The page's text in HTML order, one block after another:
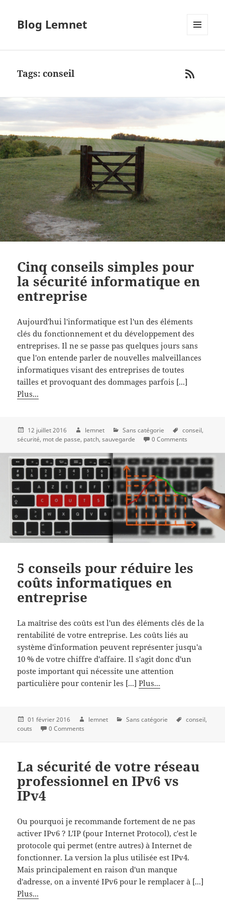
Blog Lemnet
RSS
Tags: conseil
Cinq conseils simples pour
la sécurité informatique en
entreprise
Aujourd'hui l'informatique est l'un des éléments
clés du fonctionnement et du développement des
entreprises. Il ne se passe pas quelques jours sans
que l'on entende parler de nouvelles malveillances
informatiques visant des entreprises de toutes
tailles et provoquant des dommages parfois [...]
Plus...
12 juillet 2016 lemnet Sans catégorie
conseil
sécurité mot de passe patch sauvegarde 0 Comments
5 conseils pour réduire les
coûts informatiques en
entreprise
La maîtrise des coûts est l'un des éléments clés de la
rentabilité de votre entreprise. Les coûts liés au
système d'information peuvent représenter jusqu'a
10 % de votre chiffre d'affaire. Il s'agit donc d'un
poste important qui nécessite une attention
particulière pour contenir les [...]Plus...
01 février 2016 lemnet Sans catégorie
conseil
couts
0 Comments
La sécurité de votre réseau
professionnel en IPv6 vs
IPv4
Ou pourquoi je recommande fortement de ne pas
activer IPv6 ? L'IP (pour Internet Protocol), c'est le
protocole qui permet (entre autres) à Internet de
fonctionner. La version la plus utilisée est IPv4.
Mais principalement en raison d'un manque
d'adresse, on a inventé IPv6 pour le remplacer à [...]
Plus...